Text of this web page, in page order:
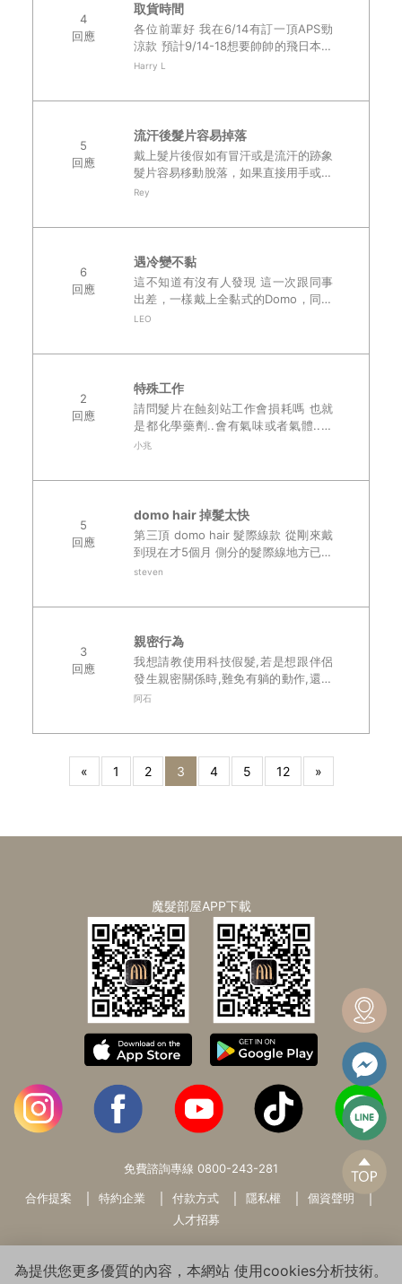
4
回應
取貨時間
各位前輩好 我在6/14有訂一頂APS勁
涼款 預計9/14-18想要帥帥的飛日本找
朋友(機票未訂，只是希望能不要延後)
Harry L
5
回應
流汗後髮片容易掉落
戴上髮片後假如有冒汗或是流汗的跡象
髮片容易移動脫落，如果直接用手或是
有其他東西碰到髮片基本上是整頂脫落
Rey
6
回應
遇冷變不黏
這不知道有沒有人發現 這一次跟同事
出差，一樣戴上全黏式的Domo，同事
跟我屬於怕熱的人，平常在家省錢，冷
LEO
2
回應
特殊工作
請問髮片在蝕刻站工作會損耗嗎 也就
是都化學藥劑..會有氣味或者氣體..會
減少使用壽命嗎 是不會噴到..但在那個
小兆
5
回應
domo hair 掉髮太快
第三頂 domo hair 髮際線款 從剛來戴
到現在才5個月 側分的髮際線地方已經
掉髮嚴重 看起來那地方就是頭髮少 這
steven
3
回應
親密行為
我想請教使用科技假髮,若是想跟伴侶
發生親密關係時,難免有躺的動作,還有
偶爾的碰觸彼此頭髮,那會不會馬上穿
阿石
« 1 2 3 4 5 12 »
魔髮部屋APP下載
免費諮詢專線 0800-243-281
合作提案 特約企業 付款方式 隱私權
個資聲明
人才招募
為提供您更多優質的內容，本網站 使用cookies分析技術。